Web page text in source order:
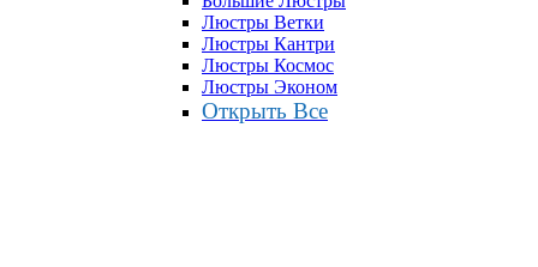
Люстры Ветки
Люстры Кантри
Люстры Космос
Люстры Эконом
Открыть Все